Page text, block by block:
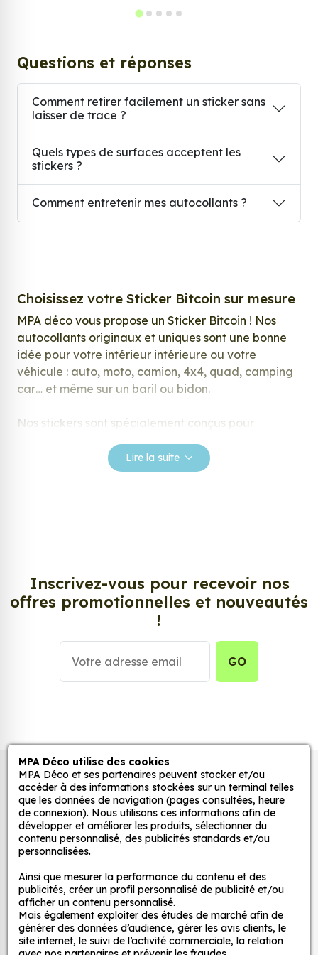
Questions et réponses
Comment retirer facilement un sticker sans
laisser de trace ?
Quels types de surfaces acceptent les
stickers ?
Comment entretenir mes autocollants ?
Choisissez votre Sticker Bitcoin sur mesure
MPA déco vous propose un Sticker Bitcoin ! Nos
autocollants originaux et uniques sont une bonne
idée pour votre intérieur intérieure ou votre
véhicule : auto, moto, camion, 4x4, quad, camping
car… et même sur un baril ou bidon.
Nos stickers sont spécialement conçus pour
notre large gamme de stickers.
décorer votre intérieur ou votre véhicule.
Personnalisez la surface de votre choix avec nos
stickers muraux et stickers véhicule. Une solution
simple et rapide qui transforme toutes surfaces
lisses, propres et non poreuses.
et ce, à moindre coût et sans effort.
Quels sont les avantages de nos stickers
décoration ?
Une grande variété de motifs et de couleurs :
nos Sticker Bitcoin sont disponibles dans une
large gamme de motifs et de couleurs, ce qui
votre décoration.
Une installation facile : nos stickers sont faciles
à installer, même pour les débutants. Il suffit de
les décoller de leur support et de les coller sur
la surface souhaitée. Vous pouvez vous aider
Lire la suite
Inscrivez-vous pour recevoir nos
offres promotionnelles et nouveautés
!
GO
Autocollants pour véhicules et stickers
décoratifs
MPA Déco
Nos services
Nos sites
MPA Déco utilise des cookies
MPA Déco et ses partenaires peuvent stocker et/ou
accéder à des informations stockées sur un terminal telles
que les données de navigation (pages consultées, heure
de connexion). Nous utilisons ces informations afin de
développer et améliorer les produits, sélectionner du
contenu personnalisé, des publicités standards et/ou
personnalisées.
Ainsi que mesurer la performance du contenu et des
publicités, créer un profil personnalisé de publicité et/ou
afficher un contenu personnalisé.
Mais également exploiter des études de marché afin de
générer des données d’audience, gérer les avis clients, le
site internet, le suivi de l’activité commerciale, la relation